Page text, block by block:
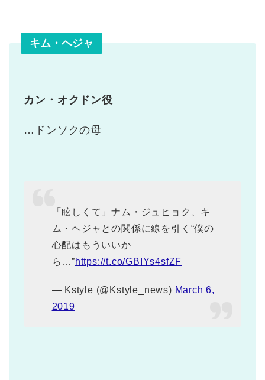
キム・ヘジャ
カン・オクドン役
…ドンソクの母
「眩しくて」ナム・ジュヒョク、キ
ム・ヘジャとの関係に線を引く“僕の
心配はもういいか
ら…”https://t.co/GBIYs4sfZF
— Kstyle (@Kstyle_news) March 6,
2019